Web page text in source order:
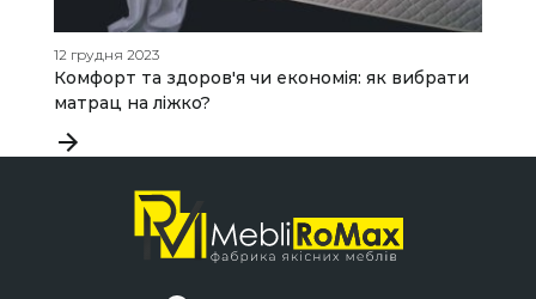
12 грудня 2023
Комфорт та здоров'я чи економія: як вибрати
матрац на ліжко?